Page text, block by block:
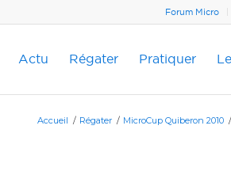
Forum Micro
Actu Régater Pratiquer
Accueil / Régater / MicroCup Quiberon 2010 /